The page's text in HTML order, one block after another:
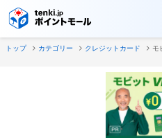
トップ カテゴリー クレジットカード モ